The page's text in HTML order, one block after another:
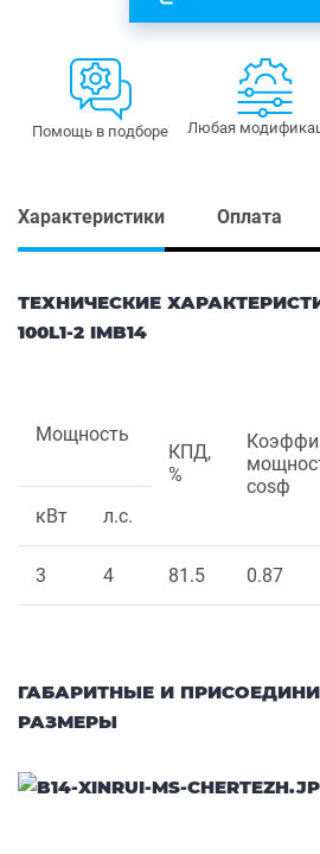
Помощь в подборе Любая
Характеристики Оплата
ТЕХНИЧЕСКИЕ
100L1-2 IMB14
Мощность
КПД,
%
cosф
кВт
л.с.
3 4 81.5 0.87
ГАБАРИТНЫЕ И
РАЗМЕРЫ